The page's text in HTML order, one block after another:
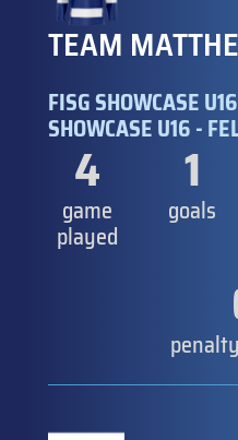
TEAM
FISG SHOWCASE
SHOWCASE U16 -
4
game
played
1
goals